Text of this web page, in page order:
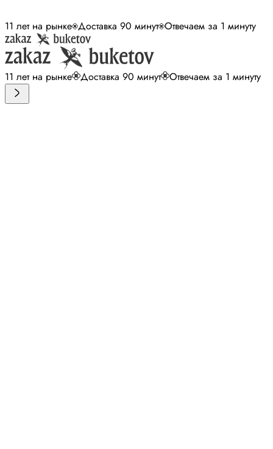
11 лет на рынке Доставка 90 минут Отвечаем за 1 минуту
11 лет на рынке Доставка 90 минут Отвечаем за 1 минуту